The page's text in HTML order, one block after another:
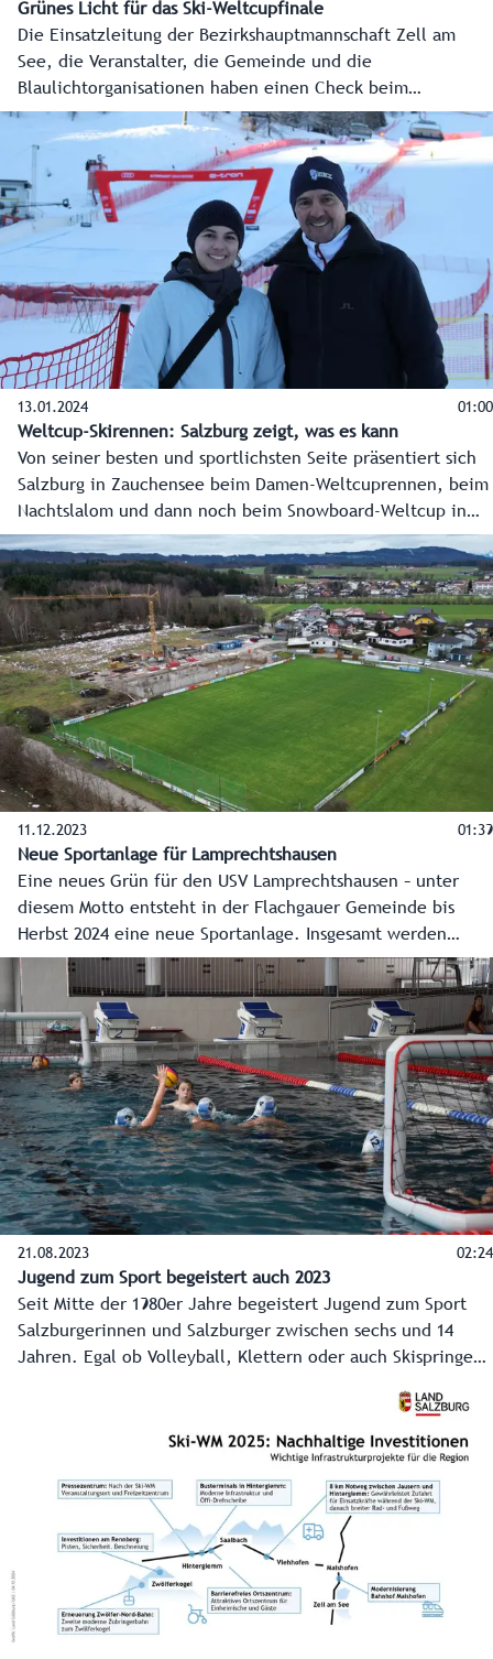
Grünes Licht für das Ski-Weltcupfinale
Die Einsatzleitung der Bezirkshauptmannschaft Zell am
See, die Veranstalter, die Gemeinde und die
Blaulichtorganisationen haben einen Check beim
Zielbereich des Ski-Weltcupfinales in Saalbach-
Hinterglemm gemacht und ein erstes Go gegeben.
Kleinigkeiten werden noch verbessert, dann kann es von
16. bis 24. März um die Kristallkugeln gehen. Und man lernt
für die Ski-Weltmeisterschaft 2025, die im Februar mit
weitaus mehr Zuschauern stattfinden wird.
13.01.2024 01:00
Weltcup-Skirennen: Salzburg zeigt, was es kann
Von seiner besten und sportlichsten Seite präsentiert sich
Salzburg in Zauchensee beim Damen-Weltcuprennen, beim
Nachtslalom und dann noch beim Snowboard-Weltcup in
Bad Gastein. Die Organisatoren in den Weltcuporten geben
alles, bereiten das Skifest höchst professionell vor und
zeigen der ganzen Skiwelt, dass sie es können.
11.12.2023 01:39
Neue Sportanlage für Lamprechtshausen
Eine neues Grün für den USV Lamprechtshausen – unter
diesem Motto entsteht in der Flachgauer Gemeinde bis
Herbst 2024 eine neue Sportanlage. Insgesamt werden
dafür 6,5 Millionen Euro investiert, das Land unterstützt
mit rund 400.000 Euro aus Mitteln der
Sportstättenförderung.
21.08.2023 02:24
Jugend zum Sport begeistert auch 2023
Seit Mitte der 1980er Jahre begeistert Jugend zum Sport
Salzburgerinnen und Salzburger zwischen sechs und 14
Jahren. Egal ob Volleyball, Klettern oder auch Skispringen,
Jugendliche werden in den nächsten zwei Wochen